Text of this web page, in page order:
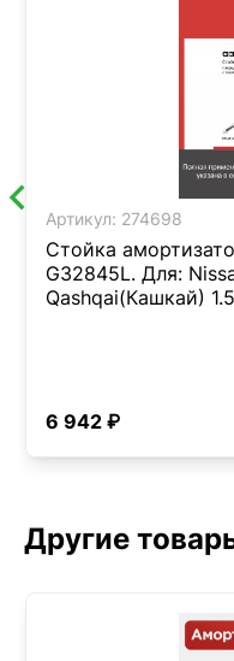
Артикул: 274698
Стойка
G32845L. Для:
Qashqai(Кашкай)
6 942 ₽
Другие